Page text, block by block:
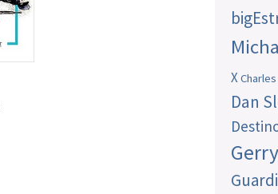
X
Dan